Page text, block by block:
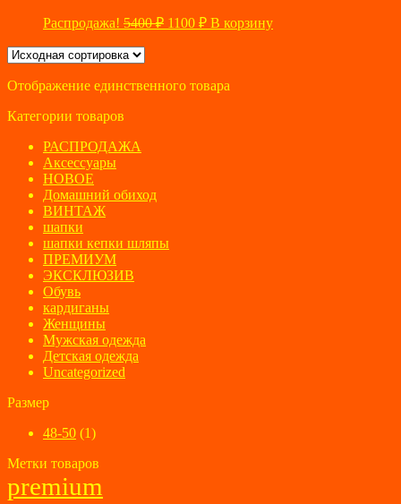
Распродажа! 5400₽ Первоначальная
1100 ₽Текущая
цена:
В корзину
Отображение единственного товара
Категории товаров
РАСПРОДАЖА
Аксессуары
НОВОЕ
Домашний обиход
ВИНТАЖ
шапки
шапки кепки шляпы
ПРЕМИУМ
ЭКСКЛЮЗИВ
Обувь
кардиганы
Женщины
Мужская одежда
Детская одежда
Uncategorized
Размер
48-50 (1)
Метки товаров
premium